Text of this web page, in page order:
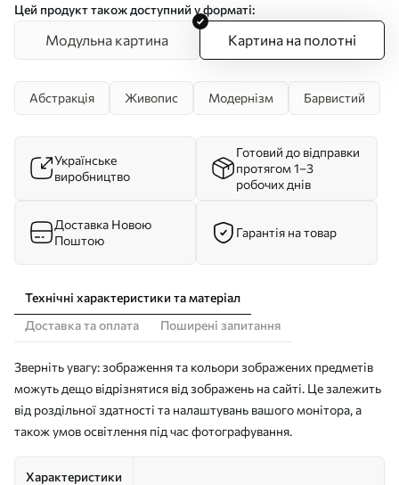
Цей продукт також доступний у форматі:
Модульна картина Картина на полотні
Абстракція Живопис Модернізм Барвистий
Українське
виробництво
Готовий до відправки
протягом 1–3
робочих днів
Доставка Новою
Поштою
Гарантія на товар
Технічні характеристики та матеріал
Доставка та оплата
Поширені запитання
Зверніть увагу: зображення та кольори зображених предметів
можуть дещо відрізнятися від зображень на сайті. Це залежить
від роздільної здатності та налаштувань вашого монітора, а
також умов освітлення під час фотографування.
Характеристики